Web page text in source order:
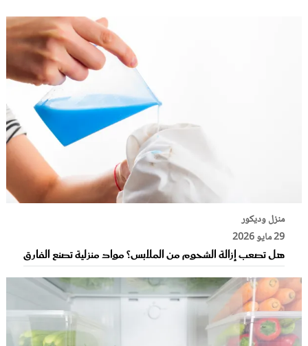
منزل وديكور
29 مايو 2026
هل تصعب إزالة الشحوم من الملابس؟ مواد منزلية تصنع الفارق